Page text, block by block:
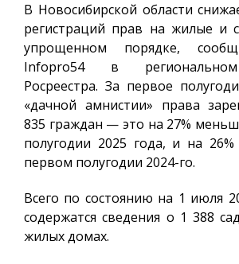
В Новосибирской области
регистраций прав на жилые и
упрощенном порядке,
Infopro54в региональном
Росреестра. За первое
«дачной амнистии» права
835 граждан — это на 27%
полугодии 2025 года, и на
первом полугодии 2024-го.
Всего по состоянию на 1 июля
содержатся сведения о 1 388
жилых домах.